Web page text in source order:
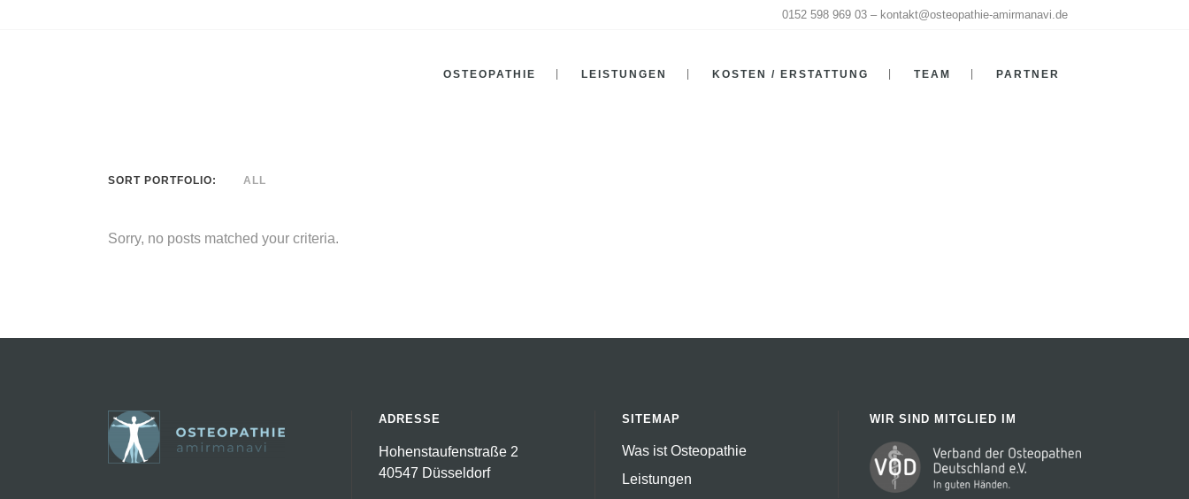
0152 598 969 03 – kontakt@osteopathie-amirmanavi.de
OSTEOPATHIE LEISTUNGEN KOSTEN / ERSTATTUNG TEAM PARTNER
SORT PORTFOLIO: ALL
Sorry, no posts matched your criteria.
ADRESSE
Hohenstaufenstraße 2
40547 Düsseldorf
SITEMAP
Was ist Osteopathie
Leistungen
WIR SIND MITGLIED IM